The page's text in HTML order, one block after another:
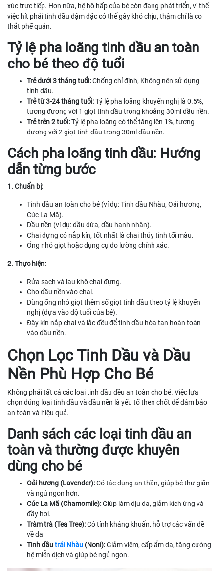
xúc trực tiếp. Hơn nữa, hệ hô hấp của bé còn đang phát triển, vì thế
việc hít phải tinh dầu đậm đặc có thể gây khó chịu, thậm chí là co
thắt phế quản.
Tỷ lệ pha loãng tinh dầu an toàn
cho bé theo độ tuổi
Trẻ dưới 3 tháng tuổi:Chống chỉ định, Không nên sử dụng
tinh dầu.
Trẻ từ 3-24 tháng tuổi:Tỷ lệ pha loãng khuyến nghị là 0.5%,
tương đương với 1 giọt tinh dầu trong khoảng 30ml dầu nền.
Trẻ trên 2 tuổi:Tỷ lệ pha loãng có thể tăng lên 1%, tương
đương với 2 giọt tinh dầu trong 30ml dầu nền.
Cách pha loãng tinh dầu: Hướng
dẫn từng bước
1. Chuẩn bị:
Tinh dầu an toàn cho bé (ví dụ: Tinh dầu Nhàu, Oải hương,
Cúc La Mã).
Dầu nền (ví dụ: dầu dừa, dầu hạnh nhân).
Chai đựng có nắp kín, tốt nhất là chai thủy tinh tối màu.
Ống nhỏ giọt hoặc dụng cụ đo lường chính xác.
2. Thực hiện:
Rửa sạch và lau khô chai đựng.
Cho dầu nền vào chai.
Dùng ống nhỏ giọt thêm số giọt tinh dầu theo tỷ lệ khuyến
nghị (dựa vào độ tuổi của bé).
Đậy kín nắp chai và lắc đều để tinh dầu hòa tan hoàn toàn
vào dầu nền.
Chọn Lọc Tinh Dầu và Dầu
Nền Phù Hợp Cho Bé
Không phải tất cả các loại tinh dầu đều an toàn cho bé. Việc lựa
chọn đúng loại tinh dầu và dầu nền là yếu tố then chốt để đảm bảo
an toàn và hiệu quả.
Danh sách các loại tinh dầu an
toàn và thường được khuyên
dùng cho bé
Oải hương (Lavender):Có tác dụng an thần, giúp bé thư giãn
và ngủ ngon hơn.
Cúc La Mã (Chamomile):Giúp làm dịu da, giảm kích ứng và
đầy hơi.
Tràm trà (Tea Tree):Có tính kháng khuẩn, hỗ trợ các vấn đề
về da.
Tinh dầutrái Nhàu (Noni):Giảm viêm, cấp ẩm da, tăng cường
hệ miễn dịch và giúp bé ngủ ngon.